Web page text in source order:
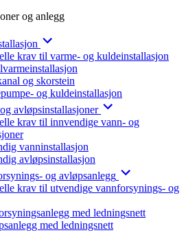
og anlegg
krav til varme- og kuldeinstallasjon
og skorstein
og kuldeinstallasjon
avløpsinstallasjoner
krav til innvendige vann- og
vanninstallasjon
avløpsinstallasjon
og avløpsanlegg
krav til utvendige vannforsynings- og
med ledningsnett
med ledningsnett